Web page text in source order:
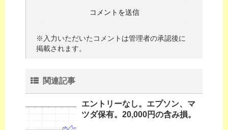
※入力いただいたコメントは管理者の承認後に
掲載されます。
関連記事
エントリーなし。エプソン、マ
ツダ保有。20,000円の含み損。